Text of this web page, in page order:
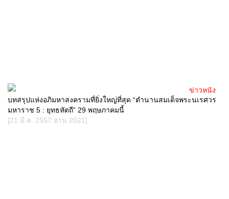
บทสรุปแห่งอภิมหาสงครามที่ยิ่งใหญ่ที่สุด “ตำนานสมเด็จพระนเรศวร
มหาราช 5 : ยุทธหัตถี” 29 พฤษภาคมนี้
[21 มี.ค. 2557 อ่าน 2021]
ข่าวหนัง